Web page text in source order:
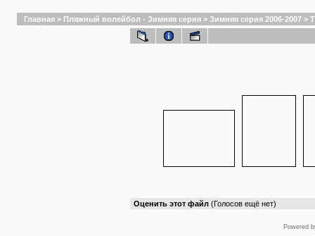
Главная > Пляжный волейбол - Зимняя серия > Зимняя серия 2006-2007 >
Оценить этот файл (Голосов ещё нет)
Powered